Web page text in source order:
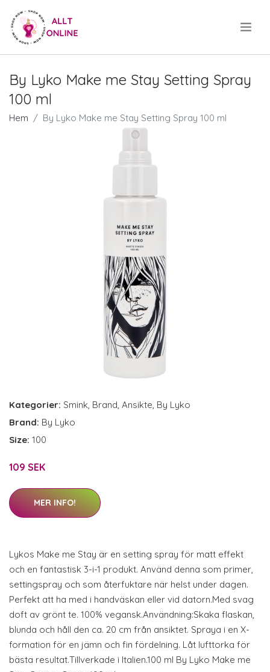
By Lyko Make me Stay Setting Spray
100 ml
Hem By Lyko Make me Stay Setting Spray 100 ml
Kategorier: Smink, Brand, Ansikte, By Lyko
Brand: By Lyko
Size: 100
109 SEK
MER INFO!
Lykos Make me Stay är en setting spray för matt effekt
och en fantastisk 3-i-1 produkt. Använd denna som primer,
settingspray och som återfuktare när helst under dagen.
Perfekt att ha med i handväskan eller vid datorn.Med svag
doft av grönt te. 100% vegansk.Användning:Skaka flaskan,
blunda och håll den ca. 20 cm från ansiktet. Spraya i en X-
formation för en jämn och fin fördelning. Låt lufttorka för
bästa resultat.Tillverkade i Italien.100 ml By Lyko Make me